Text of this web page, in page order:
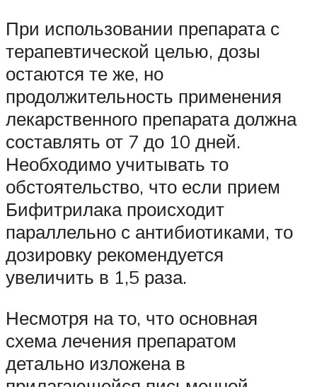
При использовании препарата с
терапевтической целью, дозы
остаются те же, но
продолжительность применения
лекарственного препарата должна
составлять от 7 до 10 дней.
Необходимо учитывать то
обстоятельство, что если прием
Бифитрилака происходит
параллельно с антибиотиками, то
дозировку рекомендуется
увеличить в 1,5 раза.
Несмотря на то, что основная
схема лечения препаратом
детально изложена в